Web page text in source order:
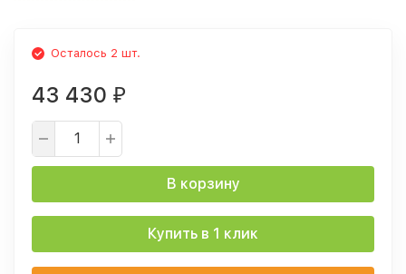
Осталось 2 шт.
43 430 ₽
В корзину
Купить в 1 клик